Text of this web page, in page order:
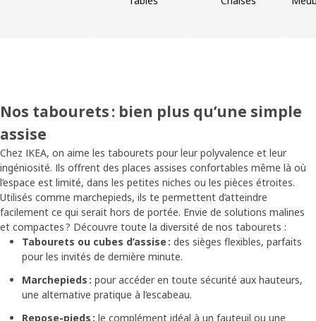
Nos tabourets : bien plus qu’une simple
assise
Chez IKEA, on aime les tabourets pour leur polyvalence et leur
ingéniosité. Ils offrent des places assises confortables même là où
l’espace est limité, dans les petites niches ou les pièces étroites.
Utilisés comme marchepieds, ils te permettent d’atteindre
facilement ce qui serait hors de portée. Envie de solutions malines
et compactes ? Découvre toute la diversité de nos tabourets :
Tabourets ou cubes d’assise : des sièges flexibles, parfaits
pour les invités de dernière minute.
Marchepieds : pour accéder en toute sécurité aux hauteurs,
une alternative pratique à l’escabeau.
Repose-pieds : le complément idéal à un fauteuil ou une